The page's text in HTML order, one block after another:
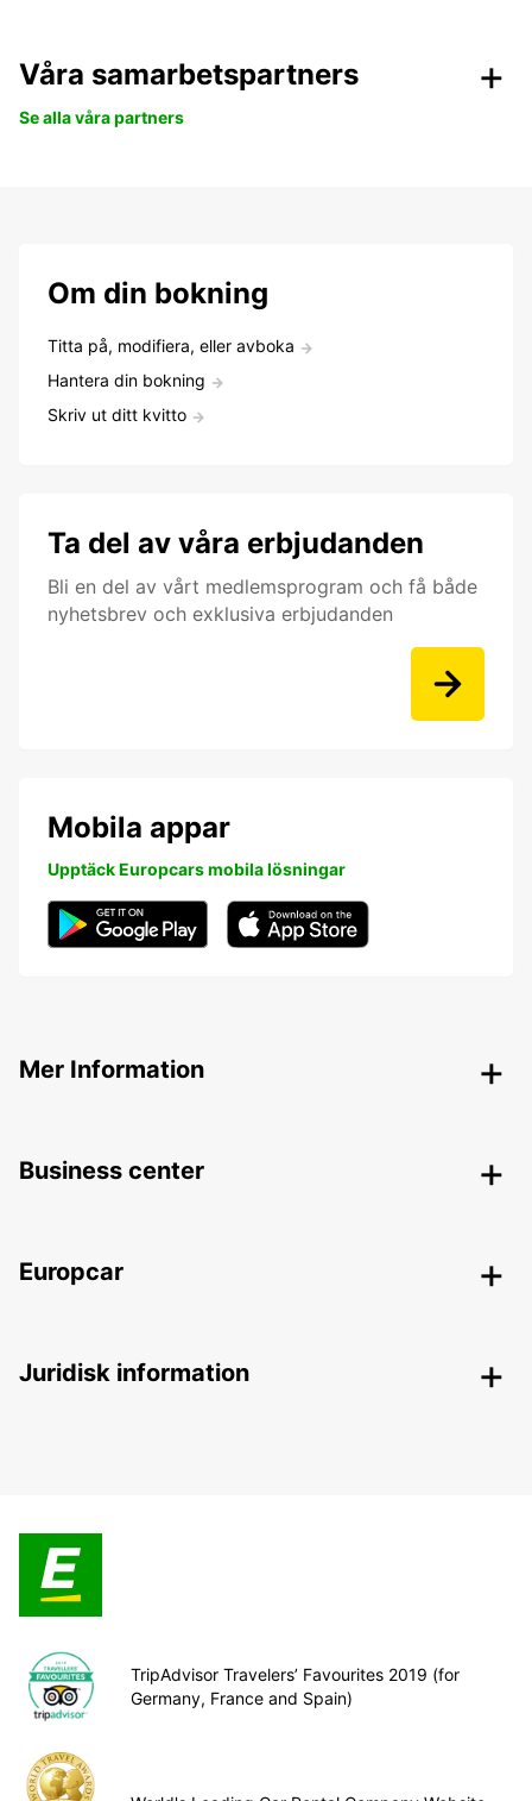
Våra samarbetspartners
Se alla våra partners
Om din bokning
Titta på, modifiera, eller avboka
Hantera din bokning
Skriv ut ditt kvitto
Ta del av våra erbjudanden
Bli en del av vårt medlemsprogram och få både
nyhetsbrev och exklusiva erbjudanden
Mobila appar
Upptäck Europcars mobila lösningar
Mer Information
Business center
Europcar
Juridisk information
TripAdvisor Travelers’ Favourites 2019 (for
Germany, France and Spain)